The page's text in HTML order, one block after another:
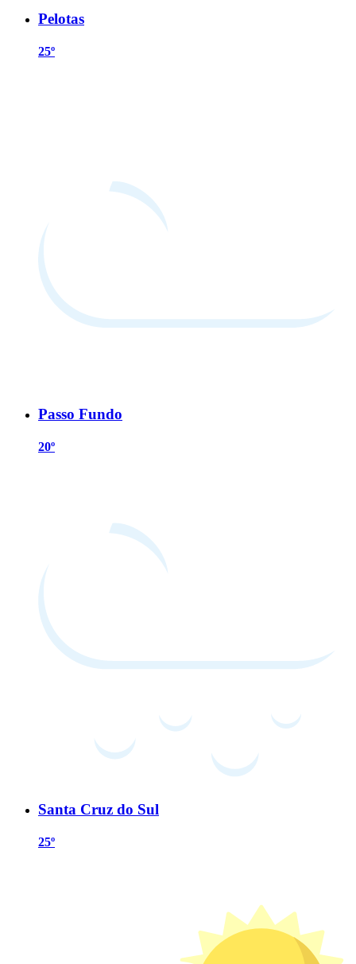
Pelotas
25º
Passo Fundo
20º
Santa Cruz do Sul
25º